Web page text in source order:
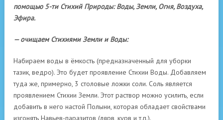
помощью 5-ти Стихий Природы: Воды, Земли, Огня, Воздуха,
Эфира.
— очищаем Стихиями Земли и Воды:
Набираем воды в ёмкость (предназначенный для уборки
тазик, ведро). Это будет проявление Стихии Воды. Добавляем
туда же, примерно, 3 столовые ложки соли. Соль является
проявлением Стихии Земли. Этот раствор можно усилить, если
добавить в него настой Полыни, которая обладает свойствами
изгонять Навьев-паразитов (лярв, курв и т.п.).